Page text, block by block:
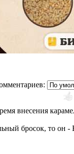
внесения
бросок, то он -